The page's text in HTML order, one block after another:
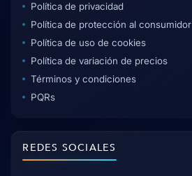
Política de privacidad
Política de protección al consumidor
Política de uso de cookies
Política de variación de precios
Términos y condiciones
PQRs
REDES SOCIALES